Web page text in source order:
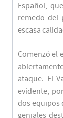
Español,
remedo del
escasa
Comenzó el
ataque. El
evidente,
dos equipos
geniales